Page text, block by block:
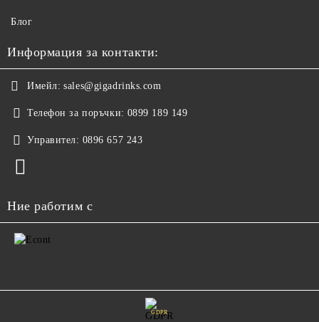
Блог
Информация за контакти:
Имейл: sales@gigadrinks.com
Телефон за поръчки: 0899 189 149
Управител: 0896 657 243
Ние работим с
GDPR